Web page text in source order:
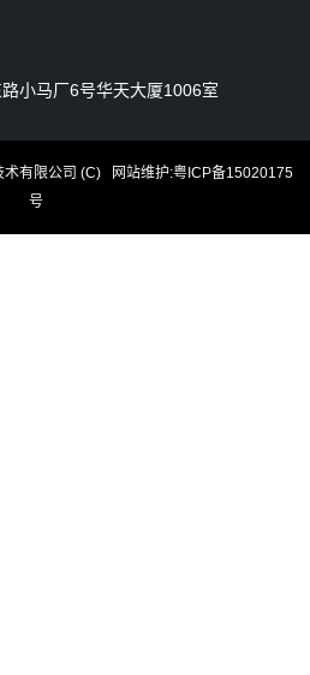
小马厂6号华天大厦1006室
术有限公司 (C) 网站维护:粤ICP备15020175
号